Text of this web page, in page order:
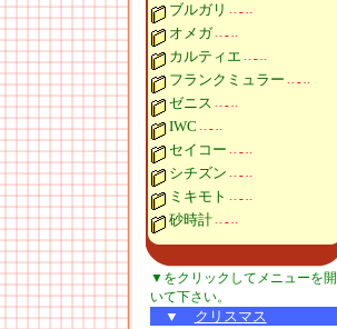
ブルガリ
オメガ
カルティエ
フランクミュラー
ゼニス
IWC
セイコー
シチズン
ミキモト
砂時計
▼をクリックしてメニューを開
いて下さい。
▼
クリスマス